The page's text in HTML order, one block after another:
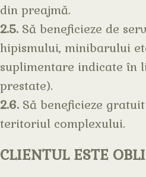
din preajmă.
2.5. Să beneficieze de
hipismului, minibarului
suplimentare indicate în
prestate).
2.6. Să beneficieze
teritoriul complexului.
CLIENTUL ESTE